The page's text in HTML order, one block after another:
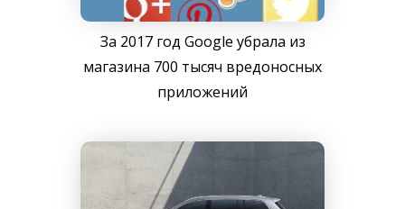
За 2017 год Google убрала из
магазина 700 тысяч вредоносных
приложений